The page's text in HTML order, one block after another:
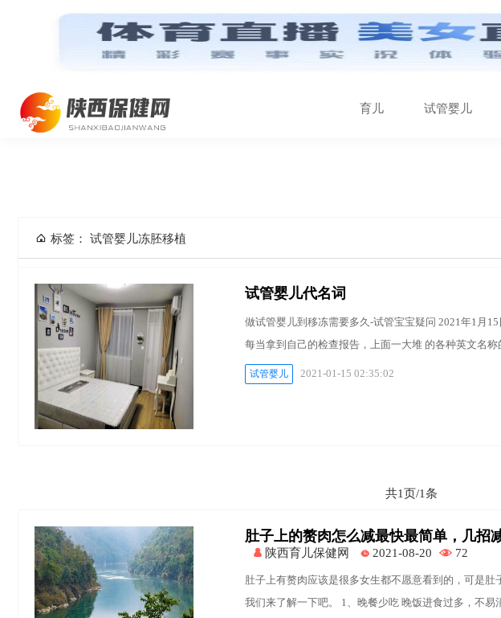
育儿 试管婴儿
标签： 试管婴儿冻胚移植
试管婴儿代名词
做试管婴儿到移冻需要多久-试管宝宝疑问 2021年1月
每当拿到自己的检查报告，上面一大堆 的各种英文名称
试管婴儿 2021-01-15 02:35:02
共1页/1条
肚子上的赘肉怎么减最快最简单，几招
陕西育儿保健网 2021-08-20 72
肚子上有赘肉应该是很多女生都不愿意看到的，可是
我们来了解一下吧。 1、晚餐少吃 晚饭进食过多，不易